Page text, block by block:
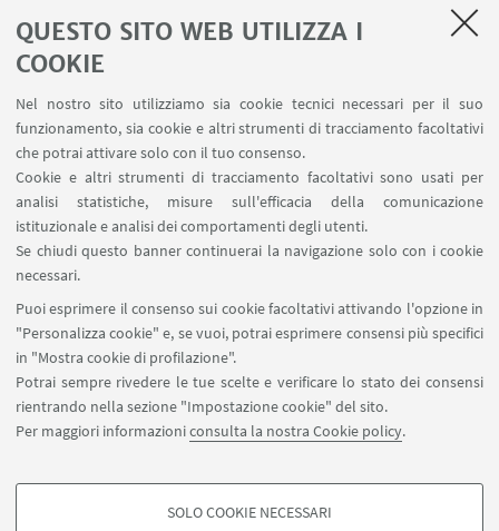
QUESTO SITO WEB UTILIZZA I
COOKIE
Nel nostro sito utilizziamo sia cookie tecnici necessari per il suo
funzionamento, sia cookie e altri strumenti di tracciamento facoltativi
che potrai attivare solo con il tuo consenso.
Cookie e altri strumenti di tracciamento facoltativi sono usati per
analisi statistiche, misure sull'efficacia della comunicazione
istituzionale e analisi dei comportamenti degli utenti.
Se chiudi questo banner continuerai la navigazione solo con i cookie
necessari.
Puoi esprimere il consenso sui cookie facoltativi attivando l'opzione in
"Personalizza cookie" e, se vuoi, potrai esprimere consensi più specifici
in "Mostra cookie di profilazione".
Potrai sempre rivedere le tue scelte e verificare lo stato dei consensi
rientrando nella sezione "Impostazione cookie" del sito.
Per maggiori informazioniconsulta la nostra Cookie policy.
SOLO COOKIE NECESSARI
IN EVIDENZA